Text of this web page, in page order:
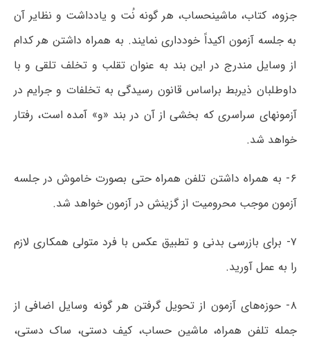
جزوه، کتاب، ماشینحساب، هر گونه نُت و یادداشت و نظایر آن
به جلسه آزمون اکیداً خودداری نمایند. به همراه داشتن هر کدام
از وسایل مندرج در این بند به عنوان تقلب و تخلف تلقی و با
داوطلبان ذیربط براساس قانون رسیدگی به تخلفات و جرایم در
آزمونهای سراسری که بخشی از آن در بند «و» آمده است، رفتار
خواهد شد.
۶- به همراه داشتن تلفن همراه حتی بصورت خاموش در جلسه
آزمون موجب محرومیت از گزینش در آزمون خواهد شد.
۷- برای بازرسی بدنی و تطبیق عکس با فرد متولی همکاری لازم
را به عمل آورید.
۸- حوزه‌های آزمون از تحویل گرفتن هر گونه وسایل اضافی از
جمله تلفن همراه، ماشین حساب، کیف دستی، ساک دستی،